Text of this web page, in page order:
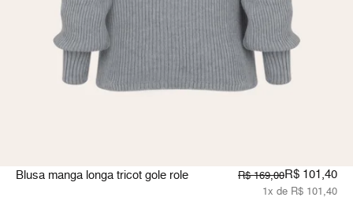
Blusa manga longa tricot gole role R$ 169,00R$ 101,40
1x de R$ 101,40